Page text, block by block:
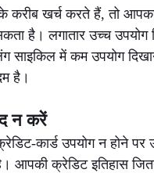
करीब खर्च करते हैं, तो
है। लगातार उच्च उपयोग
साइकिल में कम उपयोग
है।
न करें
कार्ड उपयोग न होने
क्रेडिट इतिहास